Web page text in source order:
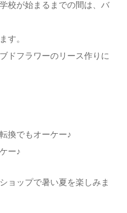
校が始まるまでの間は、バ
す。
ドフラワーのリース作りに
換でもオーケー♪
ー♪
ョップで暑い夏を楽しみま